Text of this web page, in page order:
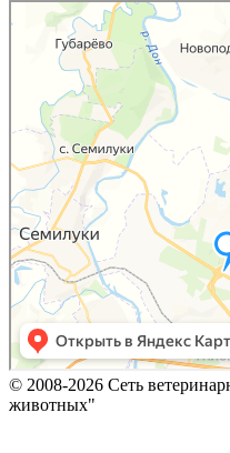
© 2008-2026 Сеть
животных"